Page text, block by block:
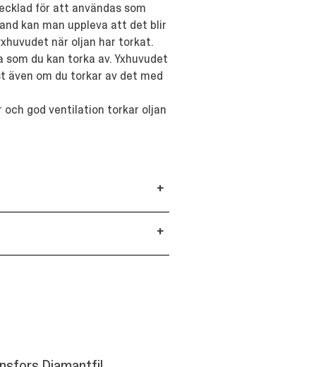
för att användas som
kan man uppleva att det blir
när oljan har torkat.
du kan torka av. Yxhuvudet
om du torkar av det med
god ventilation torkar oljan
+
+